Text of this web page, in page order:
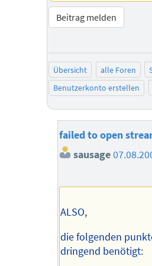
Beitrag melden
Übersicht alle Foren
Benutzerkonto erstellen
failed to open
sausage
ALSO,
die folgenden
dringend benötigt: